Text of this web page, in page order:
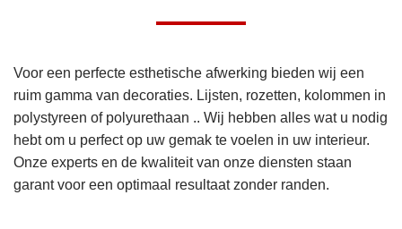
Voor een perfecte esthetische afwerking bieden wij een
ruim gamma van decoraties. Lijsten, rozetten, kolommen in
polystyreen of polyurethaan .. Wij hebben alles wat u nodig
hebt om u perfect op uw gemak te voelen in uw interieur.
Onze experts en de kwaliteit van onze diensten staan
garant voor een optimaal resultaat zonder randen.